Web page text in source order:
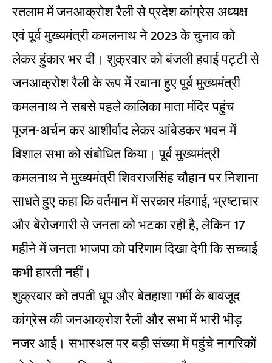
रतलाम में जनआक्रोश रैली से प्रदेश कांग्रेस अध्यक्ष
एवं पूर्व मुख्यमंत्री कमलनाथ ने 2023 के चुनाव को
लेकर हुंकार भर दी। शुक्रवार को बंजली हवाई पट्टी से
जनआक्रोश रैली के रूप में रवाना हुए पूर्व मुख्यमंत्री
कमलनाथ ने सबसे पहले कालिका माता मंदिर पहुंच
पूजन-अर्चन कर आशीर्वाद लेकर आंबेडकर भवन में
विशाल सभा को संबोधित किया। पूर्व मुख्यमंत्री
कमलनाथ ने मुख्यमंत्री शिवराजसिंह चौहान पर निशाना
साधते हुए कहा कि वर्तमान में सरकार मंहगाई, भ्रष्टाचार
और बेरोजगारी से जनता को भटका रही है, लेकिन 17
महीने में जनता भाजपा को परिणाम दिखा देगी कि सच्चाई
कभी हारती नहीं।
शुक्रवार को तपती धूप और बेतहाशा गर्मी के बावजूद
कांग्रेस की जनआक्रोश रैली और सभा में भारी भीड़
नजर आई। सभास्थल पर बड़ी संख्या में पहुंचे नागरिकों